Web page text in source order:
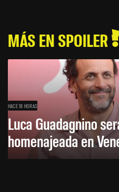
MÁS EN SPOILER
HACE 18 HORAS
Luca Guadagnino
homenajeada en